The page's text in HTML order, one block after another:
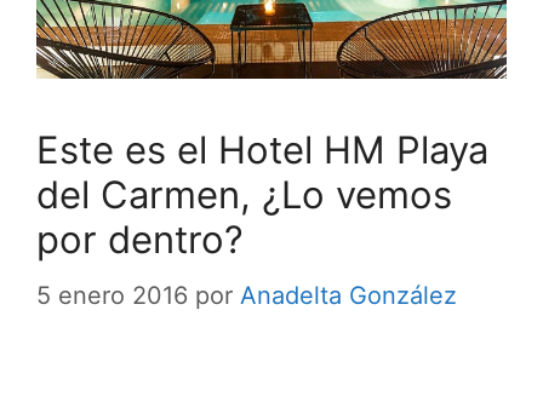
Este es el Hotel HM Playa
del Carmen, ¿Lo vemos
por dentro?
5 enero 2016 por Anadelta González